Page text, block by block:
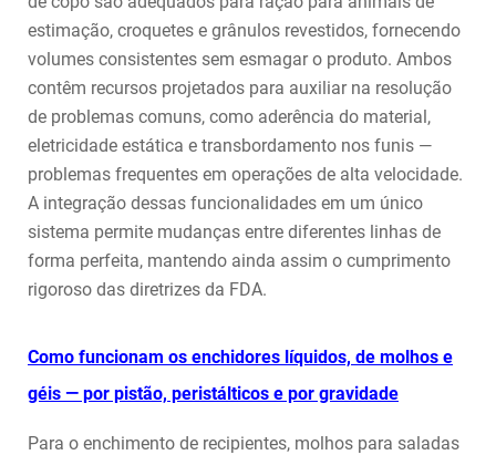
estimação, croquetes e grânulos revestidos, fornecendo
volumes consistentes sem esmagar o produto. Ambos
contêm recursos projetados para auxiliar na resolução
de problemas comuns, como aderência do material,
eletricidade estática e transbordamento nos funis —
problemas frequentes em operações de alta velocidade.
A integração dessas funcionalidades em um único
sistema permite mudanças entre diferentes linhas de
forma perfeita, mantendo ainda assim o cumprimento
rigoroso das diretrizes da FDA.
Como funcionam os enchidores líquidos, de molhos e
géis — por pistão, peristálticos e por gravidade
Para o enchimento de recipientes, molhos para saladas